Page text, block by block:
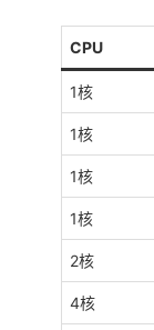
CPU
1核
1核
1核
1核
2核
4核